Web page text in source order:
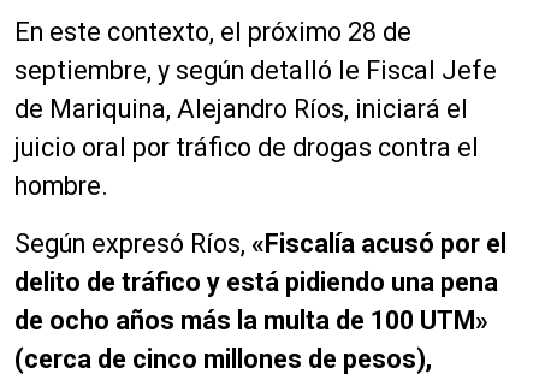
En este contexto, el próximo 28 de
septiembre, y según detalló le Fiscal Jefe
de Mariquina, Alejandro Ríos, iniciará el
juicio oral por tráfico de drogas contra el
hombre.
Según expresó Ríos, «Fiscalía acusó por el
delito de tráfico y está pidiendo una pena
de ocho años más la multa de 100 UTM»
(cerca de cinco millones de pesos),